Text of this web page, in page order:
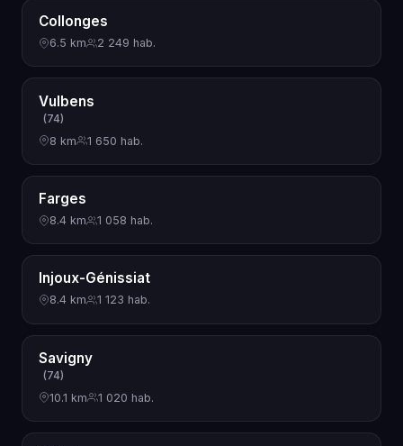
Collonges
6.5 km 2 249 hab.
Vulbens
(74)
8 km
1 650 hab.
Farges
8.4 km 1 058 hab.
Injoux-Génissiat
8.4 km 1 123 hab.
Savigny
(74)
10.1 km
1 020 hab.